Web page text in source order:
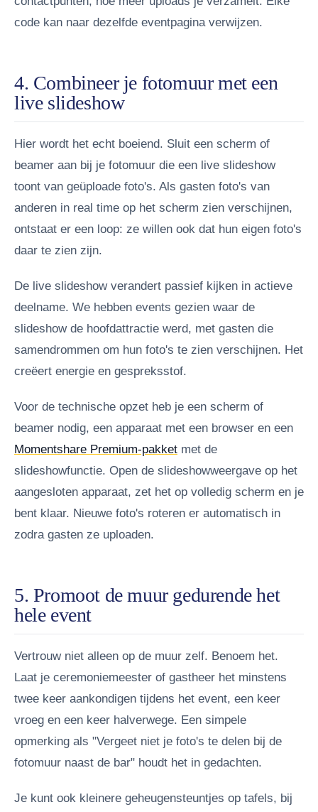
code kan naar dezelfde eventpagina verwijzen.
4. Combineer je fotomuur met een
live slideshow
Hier wordt het echt boeiend. Sluit een scherm of
beamer aan bij je fotomuur die een live slideshow
toont van geüploade foto's. Als gasten foto's van
anderen in real time op het scherm zien verschijnen,
ontstaat er een loop: ze willen ook dat hun eigen foto's
daar te zien zijn.
De live slideshow verandert passief kijken in actieve
deelname. We hebben events gezien waar de
slideshow de hoofdattractie werd, met gasten die
samendrommen om hun foto's te zien verschijnen. Het
creëert energie en gespreksstof.
Voor de technische opzet heb je een scherm of
beamer nodig, een apparaat met een browser en een
Momentshare Premium-pakket met de
slideshowfunctie. Open de slideshowweergave op het
aangesloten apparaat, zet het op volledig scherm en je
bent klaar. Nieuwe foto's roteren er automatisch in
zodra gasten ze uploaden.
5. Promoot de muur gedurende het
hele event
Vertrouw niet alleen op de muur zelf. Benoem het.
Laat je ceremoniemeester of gastheer het minstens
twee keer aankondigen tijdens het event, een keer
vroeg en een keer halverwege. Een simpele
opmerking als "Vergeet niet je foto's te delen bij de
fotomuur naast de bar" houdt het in gedachten.
Je kunt ook kleinere geheugensteuntjes op tafels, bij